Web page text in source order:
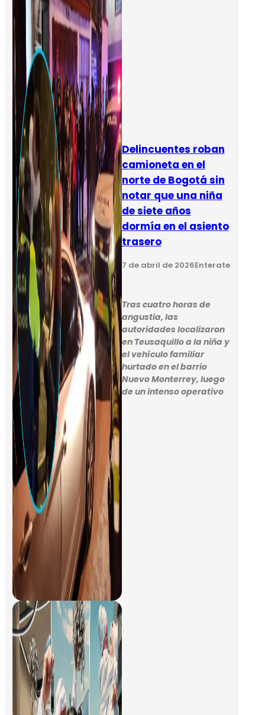
Delincuentes roban
camioneta en el
norte de Bogotá sin
notar que una niña
de siete años
dormía en el asiento
trasero
7 de abril de 2026Enterate
Tras cuatro horas de
angustia, las
autoridades localizaron
en Teusaquillo a la niña y
el vehículo familiar
hurtado en el barrio
Nuevo Monterrey, luego
de un intenso operativo